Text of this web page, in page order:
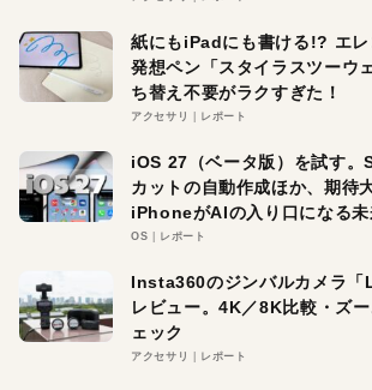
紙にもiPadにも書ける!? エ
発想ペン「スタイラスツーウ
ち替え不要がラクすぎた！
アクセサリ レポート
iOS 27（ベータ版）を試す。
カットの自動作成ほか、期待
iPhoneがAIの入り口になる未
OS レポート
Insta360のジンバルカメラ
レビュー。4K／8K比較・ズ
ェック
アクセサリ レポート